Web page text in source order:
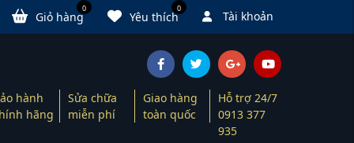
Tài khoản
0
Yêu thích
0
Giỏ hàng
hành
hãng
Sửa chữa
miễn phí
Giao hàng
toàn quốc
Hỗ trợ 24/7
0913 377
935